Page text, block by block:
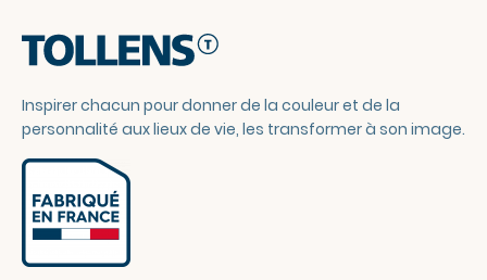
Inspirer chacun pour donner de la couleur et de la
personnalité aux lieux de vie, les transformer à son image.